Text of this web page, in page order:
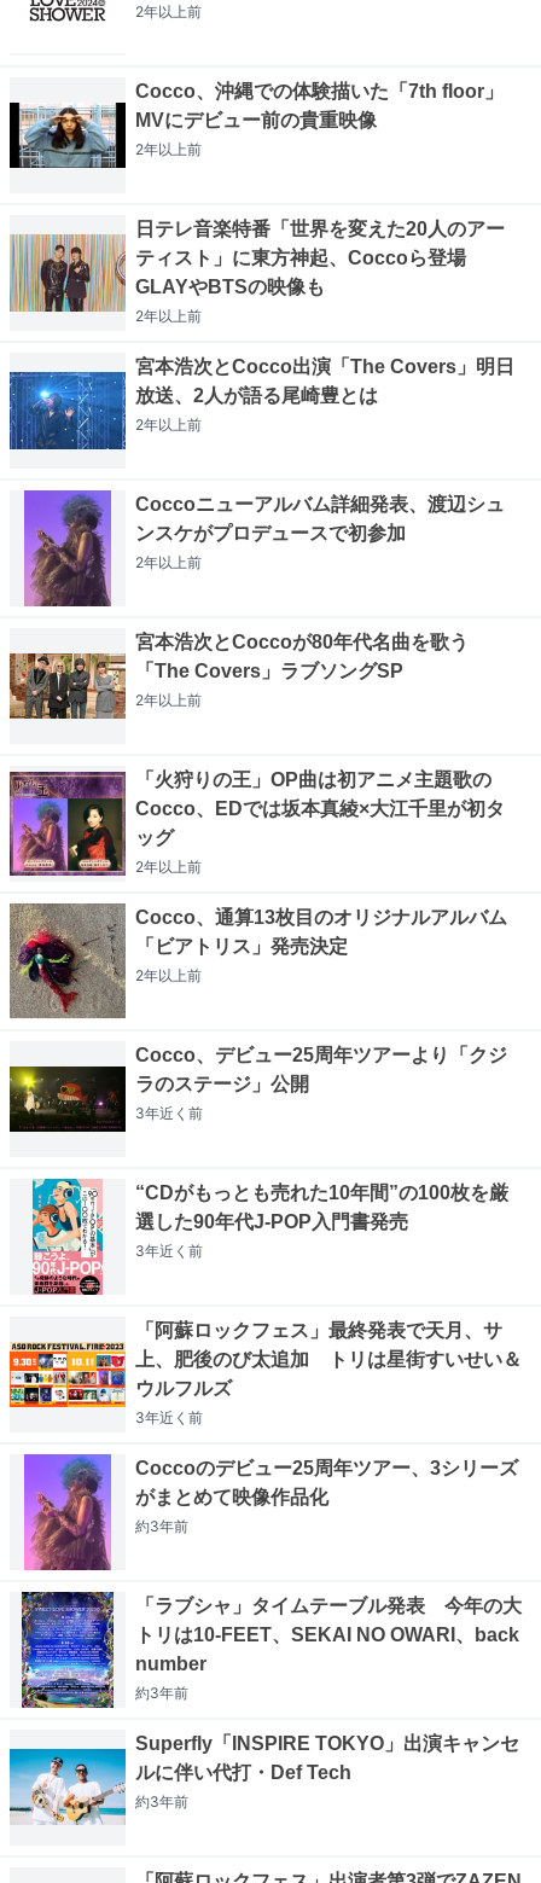
2年以上前
Cocco、沖縄での体験描いた「7th floor」
MVにデビュー前の貴重映像
2年以上前
日テレ音楽特番「世界を変えた20人のアー
ティスト」に東方神起、Coccoら登場
GLAYやBTSの映像も
2年以上前
宮本浩次とCocco出演「The Covers」明日
放送、2人が語る尾崎豊とは
2年以上前
Coccoニューアルバム詳細発表、渡辺シュ
ンスケがプロデュースで初参加
2年以上前
宮本浩次とCoccoが80年代名曲を歌う
「The Covers」ラブソングSP
2年以上前
「火狩りの王」OP曲は初アニメ主題歌の
Cocco、EDでは坂本真綾×大江千里が初タ
ッグ
2年以上前
Cocco、通算13枚目のオリジナルアルバム
「ビアトリス」発売決定
2年以上前
Cocco、デビュー25周年ツアーより「クジ
ラのステージ」公開
3年近く 前
“CDがもっとも売れた10年間”の100枚を厳
選した90年代J-POP入門書発売
3年近く 前
「阿蘇ロックフェス」最終発表で天月、サ
上、肥後のび太追加 トリは星街すいせい＆
ウルフルズ
3年近く 前
Coccoのデビュー25周年ツアー、3シリーズ
がまとめて映像作品化
約3年前
「ラブシャ」タイムテーブル発表 今年の大
トリは10-FEET、SEKAI NO OWARI、back
number
約3年前
Superfly「INSPIRE TOKYO」出演キャンセ
ルに伴い代打・Def Tech
約3年前